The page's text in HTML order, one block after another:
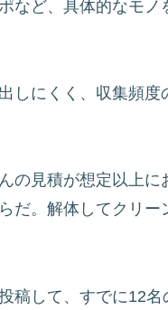
など、具体的なモ
しにくく、収集頻
の見積が想定以上
だ。解体してクリ
稿して、すでに12